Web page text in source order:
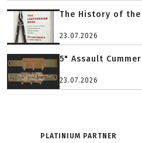
The History of
23.07.2026
5" Assault
23.07.2026
PLATINIUM PARTNER